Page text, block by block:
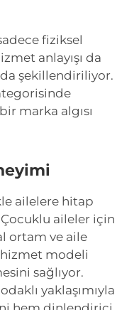
fiziksel
anlayışı da
şekillendiriliyor.
marka algısı
ailelere hitap
aileler için
ortam ve aile
modeli
sağlıyor.
yaklaşımıyla